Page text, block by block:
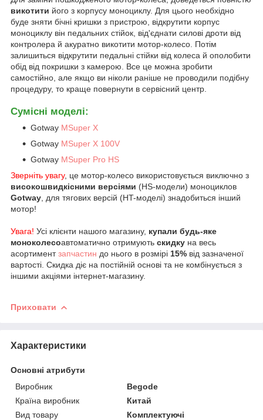
викотити його з корпусу моноциклу. Для цього необхідно
буде зняти бічні кришки з пристрою, відкрутити корпус
моноциклу він педальних стійок, від'єднати силові дроти від
контролера й акуратно викотити мотор-колесо. Потім
залишиться відкрутити педальні стійки від колеса й ополобити
обід від покришки з камерою. Все це можна зробити
самостійно, але якщо ви ніколи раніше не проводили подібну
процедуру, то краще повернути в сервісний центр.
Сумісні моделі:
Gotway MSuper X
Gotway MSuper X 100V
Gotway MSuper Pro HS
Зверніть увагу, це мотор-колесо використовується виключно з
високошвидкісними версіями (HS-модели) моноциклов
Gotway , для тягових версій (HT-моделі) знадобиться інший
мотор!
Увага! Усі клієнти нашого магазину, купали будь-яке
моноколесоавтоматично отримують скидку на весь
асортиментзапчастин до нього в розмірі 15% від зазначеної
вартості. Скидка діє на постійній основі та не комбінується з
іншими акціями інтернет-магазину.
Приховати
Характеристики
Основні атрибути
Виробник
Begode
Країна виробник
Китай
Вид товару
Комплектуючі